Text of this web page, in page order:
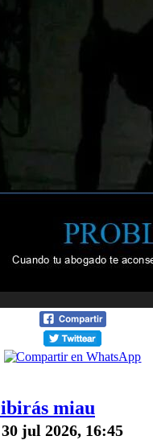
miau
jul 2026, 16:45